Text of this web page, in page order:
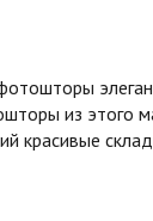
из
красивые